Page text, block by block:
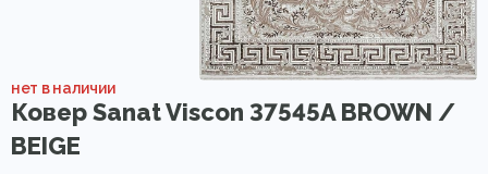
нет в наличии
Ковер Sanat Viscon 37545A BROWN /
BEIGE